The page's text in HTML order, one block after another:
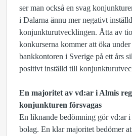
ser man också en svag
i Dalarna ännu mer negativt
konjunkturutvecklingen. Åtta av
konkurserna kommer att öka under
bankkontoren i Sverige på ett års
positivt inställd till
En majoritet av vd:ar i Almis
konjunkturen försvagas
En liknande bedömning gör vd:ar
bolag. En klar majoritet bedömer